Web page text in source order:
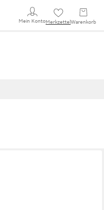
Mein KontoMerkzettel Warenkorb